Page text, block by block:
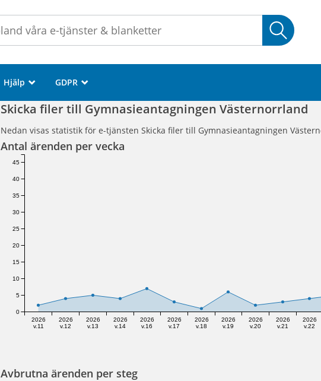
Hjälp _ GDPR _
Skicka filer till Gymnasieantagningen Västernorrland
Nedan visas statistik för e-tjänsten Skicka filer till Gymnasieantagningen
Antal ärenden per vecka
2026
v.11
2026
v.12
2026
v.13
2026
v.14
2026
v.16
2026
v.17
2026
v.18
2026
v.19
2026
v.20
2026
v.21
2026
v.22
0
5
10
15
20
25
30
35
40
45
Avbrutna ärenden per steg